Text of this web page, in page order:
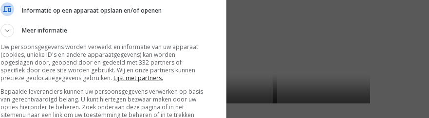
Informatie op een apparaat opslaan en/of openen
Meer informatie
Uw persoonsgegevens worden verwerkt en informatie van uw apparaat
(cookies, unieke ID's en andere apparaatgegevens) kan worden
opgeslagen door, geopend door en gedeeld met 332 partners of
specifiek door deze site worden gebruikt. Wij en onze partners kunnen
precieze geolocatiegegevens gebruiken. Lijst met partners.
Bepaalde leveranciers kunnen uw persoonsgegevens verwerken op basis
van gerechtvaardigd belang. U kunt hiertegen bezwaar maken door uw
opties hieronder te beheren. Zoek onderaan deze pagina of in het
sitemenu naar een link om uw toestemming te beheren of in te trekken